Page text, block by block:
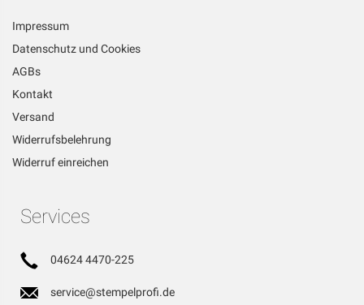
Impressum
Datenschutz und Cookies
AGBs
Kontakt
Versand
Widerrufsbelehrung
Widerruf einreichen
Services
04624 4470-225
service@stempelprofi.de